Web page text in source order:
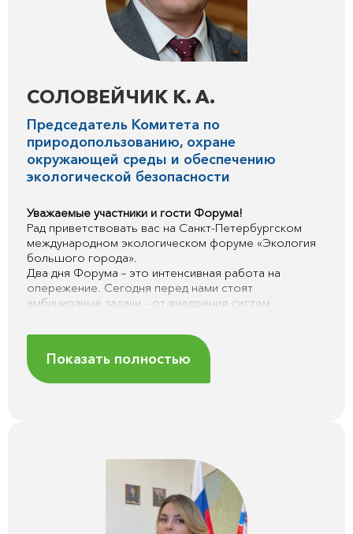
СОЛОВЕЙЧИК К. А.
Председатель Комитета по
природопользованию, охране
окружающей среды и обеспечению
экологической безопасности
Уважаемые участники и гости Форума!
Рад приветствовать вас на Санкт-Петербургском
международном экологическом форуме «Экология
большого города».
Два дня Форума – это интенсивная работа на
опережение. Сегодня перед нами стоят
амбициозные задачи – от внедрения систем
до достижения целей по сортировке отходов к 2030
году. Для Петербурга, который в прошлом году
нарастил инвестиции в экологию на 26%, это не
просто цифры, а реальный вектор развития
постарались собрать максимум практических кейсов.
Особый акцент сделан на межрегиональном
взаимодействии – от проекта «Чистая Ладога» до
формирования единых водно-зеленых каркасов
Показать полностью